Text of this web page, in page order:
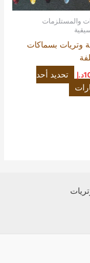
والمستلزمات
وتريات بسماكات
د.إ
تحديد أحد
يمكن
اختيار
على